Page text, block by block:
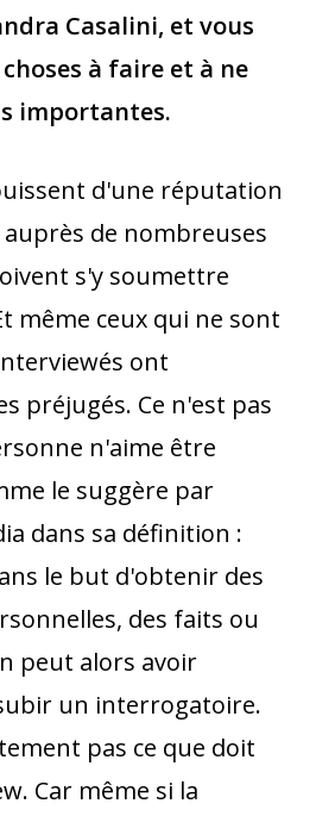
Casalini, et vous
à faire et à ne
importantes.
d'une réputation
de nombreuses
s'y soumettre
même ceux qui ne sont
ont
préjugés. Ce n'est pas
n'aime être
le suggère par
dans sa définition :
le but d'obtenir des
des faits ou
peut alors avoir
un interrogatoire.
pas ce que doit
Car même si la